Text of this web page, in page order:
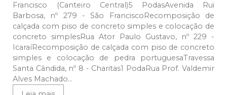
Francisco (Canteiro Central)5 PodasAvenida Rui
Barbosa, nº 279 - São FranciscoRecomposição de
calçada com piso de concreto simples e colocação de
concreto simplesRua Ator Paulo Gustavo, nº 229 -
IcaraíRecomposição de calçada com piso de concreto
simples e colocação de pedra portuguesaTravessa
Santa Cândida, nº 8 - Charitas1 PodaRua Prof. Valdemir
Alves Machado...